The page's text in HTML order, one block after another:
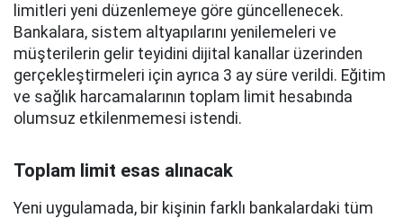
limitleri yeni düzenlemeye göre güncellenecek.
Bankalara, sistem altyapılarını yenilemeleri ve
müşterilerin gelir teyidini dijital kanallar üzerinden
gerçekleştirmeleri için ayrıca 3 ay süre verildi. Eğitim
ve sağlık harcamalarının toplam limit hesabında
olumsuz etkilenmemesi istendi.
Toplam limit esas alınacak
Yeni uygulamada, bir kişinin farklı bankalardaki tüm